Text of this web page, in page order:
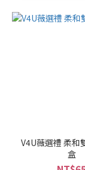
V4U薇選禮 柔和
盒